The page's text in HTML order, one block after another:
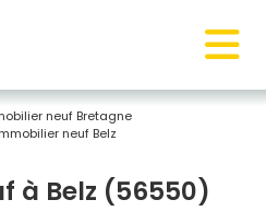
neuf Bretagne
neuf Belz
à Belz (56550)